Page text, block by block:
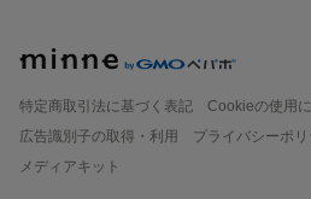
特定商取引法に基づく表記
Cookieの使用
広告識別子の取得・利用
プライバシーポリ
メディアキット